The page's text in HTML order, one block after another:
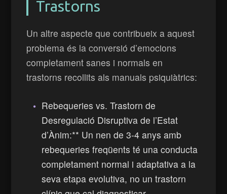
Trastorns
Un altre aspecte que contribueix a aquest
problema és la conversió d’emocions
completament sanes i normals en
trastorns recollits als manuals psiquiàtrics:
Rebequeries vs. Trastorn de
Desregulació Disruptiva de l’Estat
d’Ànim:** Un nen de 3-4 anys amb
rebequeries freqüents té una conducta
completament normal i adaptativa a la
seva etapa evolutiva, no un trastorn